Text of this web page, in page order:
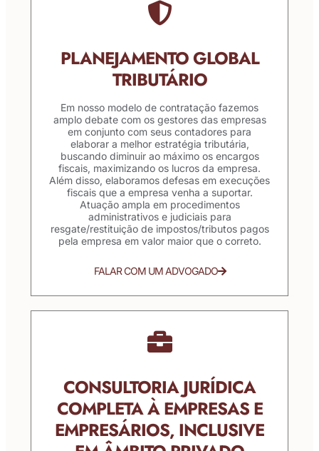
PLANEJAMENTO GLOBAL
TRIBUTÁRIO
Em nosso modelo de contratação fazemos
amplo debate com os gestores das empresas
em conjunto com seus contadores para
elaborar a melhor estratégia tributária,
buscando diminuir ao máximo os encargos
fiscais, maximizando os lucros da empresa.
Além disso, elaboramos defesas em execuções
fiscais que a empresa venha a suportar.
Atuação ampla em procedimentos
administrativos e judiciais para
resgate/restituição de impostos/tributos pagos
pela empresa em valor maior que o correto.
FALAR COM UM ADVOGADO
CONSULTORIA JURÍDICA
COMPLETA À EMPRESAS E
EMPRESÁRIOS, INCLUSIVE